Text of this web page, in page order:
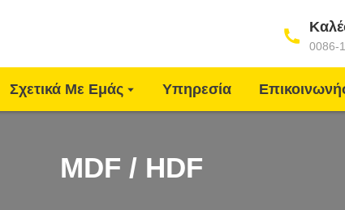
0086-
Σχετικά Με Εμάς Υπηρεσία
MDF / HDF